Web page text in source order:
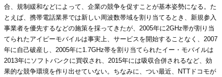
合、規制緩和などによって、企業の競争を促すことが基本姿勢になる。た
とえば、携帯電話業界では新しい周波数帯域を割り当てるとき、新規参入
事業者を優先するなどの施策を採ってきたが、2005年に2GHz帯が割り当
てられたアイピーモバイルは事実上、サービスを開始することなく、2007
年に自己破産し、2005年に1.7GHz帯を割り当てられたイー・モバイルは
2013年にソフトバンクに買収され、2015年には吸収合併されるなど、効
果的な競争環境を作り出せていない。ちなみに、つい最近、NTTドコモが